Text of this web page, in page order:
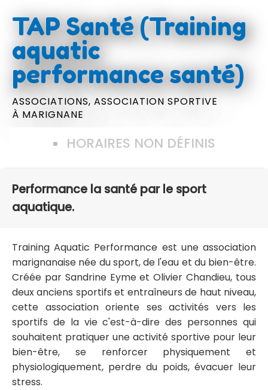
TAP Santé (Training
aquatic
performance santé)
ASSOCIATIONS, ASSOCIATION SPORTIVE
À MARIGNANE
HORAIRES NON DÉFINIS
Performance la santé par le sport
aquatique.
Training Aquatic Performance est une association
marignanaise née du sport, de l'eau et du bien-être.
Créée par Sandrine Eyme et Olivier Chandieu, tous
deux anciens sportifs et entraîneurs de haut niveau,
cette association oriente ses activités vers les
sportifs de la vie c'est-à-dire des personnes qui
souhaitent pratiquer une activité sportive pour leur
bien-être, se renforcer physiquement et
physiologiquement, perdre du poids, évacuer leur
stress.